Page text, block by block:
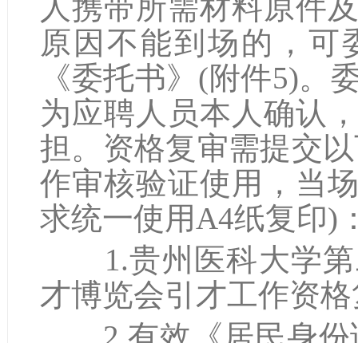
人携带所需材料原件
原因不能到场的，可
《委托书》(附件5)。
为应聘人员本人确认
担。资格复审需提交
作审核验证使用，当
求统一使用A4纸复印)
1.贵州医科大学第
才博览会引才工作资